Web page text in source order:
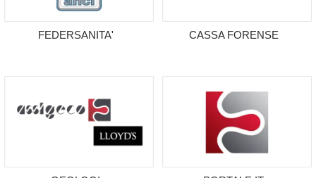
FEDERSANITA' CASSA FORENSE